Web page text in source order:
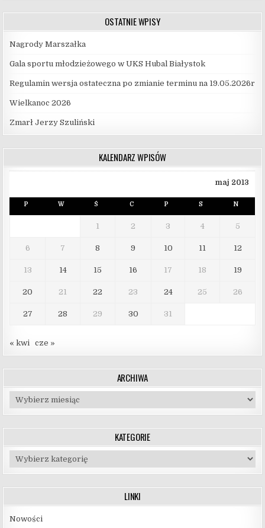
OSTATNIE WPISY
Nagrody Marszałka
Gala sportu młodzieżowego w UKS Hubal Białystok
Regulamin wersja ostateczna po zmianie terminu na 19.05.2026r
Wielkanoc 2026
Zmarł Jerzy Szuliński
KALENDARZ WPISÓW
maj 2013
P W Ś C P S N
1 2 3 4 5
6 7 8 9 10 11 12
13 14 15 16 17 18 19
20 21 22 23 24 25 26
27 28 29 30 31
« kwi cze »
ARCHIWA
Archiwa
KATEGORIE
Kategorie
LINKI
Nowości